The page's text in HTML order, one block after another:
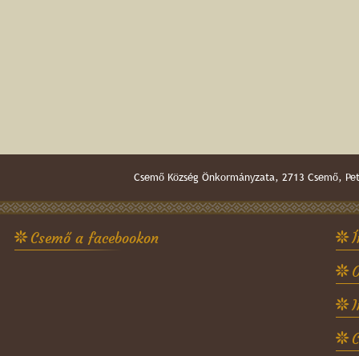
Csemő Község Önkormányzata, 2713
Csemő a facebookon